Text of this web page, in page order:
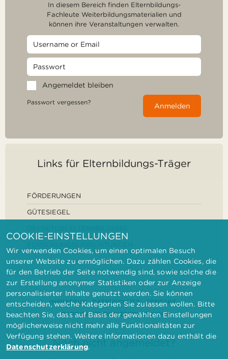
In diesem Bereich finden Elternbildungs-
Fachleute Weiterbildungsmaterialien und
können ihre Veranstaltungen verwalten.
Angemeldet bleiben
Passwort vergessen? Anmelden
Links für Elternbildungs-Träger
FÖRDERUNGEN
GÜTESIEGEL
IMPRESSUM DATENSCHUTZ
KONTAKT
BARRIEREFREIHEITSERKLÄRUNG
Noch nicht angemeldet?
COOKIE-EINSTELLUNGEN
Wir verwenden Cookies, um einen optimalen Besuch
unserer Website zu ermöglichen. Dazu zählen Cookies, die
für den Betrieb der Seite notwendig sind, sowie solche die
zur Erstellung anonymer Statistiken oder zur Anzeige
personalisierter Inhalte genutzt werden. Sie können
entscheiden, welche Kategorien Sie zulassen wollen. Bitte
beachten Sie, dass auf Basis der gewählten Einstellungen
möglicherweise nicht mehr alle Funktionalitäten zur
Verfügung stehen. Weitere Informationen dazu enthält die
Datenschutzerklärung.